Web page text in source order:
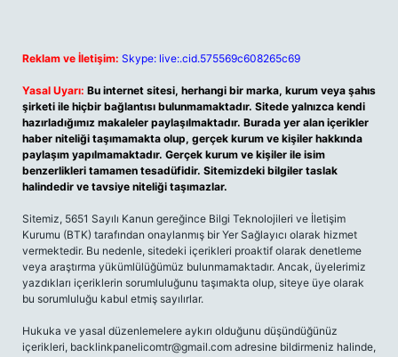
Reklam ve İletişim: Skype: live:.cid.575569c608265c69
Yasal Uyarı: Bu internet sitesi, herhangi bir marka, kurum veya şahıs
şirketi ile hiçbir bağlantısı bulunmamaktadır. Sitede yalnızca kendi
hazırladığımız makaleler paylaşılmaktadır. Burada yer alan içerikler
haber niteliği taşımamakta olup, gerçek kurum ve kişiler hakkında
paylaşım yapılmamaktadır. Gerçek kurum ve kişiler ile isim
benzerlikleri tamamen tesadüfidir. Sitemizdeki bilgiler taslak
halindedir ve tavsiye niteliği taşımazlar.
Sitemiz, 5651 Sayılı Kanun gereğince Bilgi Teknolojileri ve İletişim
Kurumu (BTK) tarafından onaylanmış bir Yer Sağlayıcı olarak hizmet
vermektedir. Bu nedenle, sitedeki içerikleri proaktif olarak denetleme
veya araştırma yükümlülüğümüz bulunmamaktadır. Ancak, üyelerimiz
yazdıkları içeriklerin sorumluluğunu taşımakta olup, siteye üye olarak
bu sorumluluğu kabul etmiş sayılırlar.
Hukuka ve yasal düzenlemelere aykırı olduğunu düşündüğünüz
içerikleri, backlinkpanelicomtr@gmail.com adresine bildirmeniz halinde,